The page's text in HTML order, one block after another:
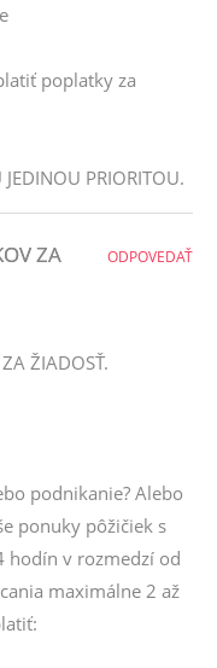
poplatky za
PRIORITOU.
ZA
ŽIADOSŤ.
podnikanie? Alebo
ponuky pôžičiek s
hodín v rozmedzí od
maximálne 2 až
ODPOVEDAŤ